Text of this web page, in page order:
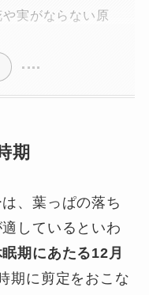
実がならない原
期
、葉っぱの落ち
しているといわ
期にあたる12月
期に剪定をおこな